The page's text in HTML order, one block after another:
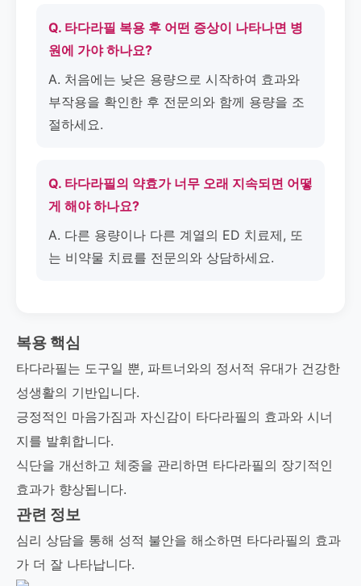
Q. 타다라필 복용 후 어떤 증상이 나타나면 병
원에 가야 하나요?
A. 처음에는 낮은 용량으로 시작하여 효과와
부작용을 확인한 후 전문의와 함께 용량을 조
절하세요.
Q. 타다라필의 약효가 너무 오래 지속되면 어떻
게 해야 하나요?
A. 다른 용량이나 다른 계열의 ED 치료제, 또
는 비약물 치료를 전문의와 상담하세요.
복용 핵심
타다라필는 도구일 뿐, 파트너와의 정서적 유대가 건강한
성생활의 기반입니다.
긍정적인 마음가짐과 자신감이 타다라필의 효과와 시너
지를 발휘합니다.
식단을 개선하고 체중을 관리하면 타다라필의 장기적인
효과가 향상됩니다.
관련 정보
심리 상담을 통해 성적 불안을 해소하면 타다라필의 효과
가 더 잘 나타납니다.